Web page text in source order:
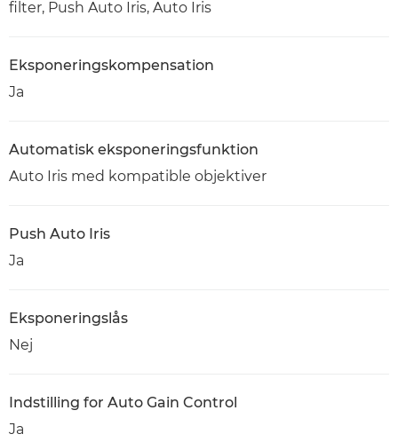
filter, Push Auto Iris, Auto Iris
Eksponeringskompensation
Ja
Automatisk eksponeringsfunktion
Auto Iris med kompatible objektiver
Push Auto Iris
Ja
Eksponeringslås
Nej
Indstilling for Auto Gain Control
Ja